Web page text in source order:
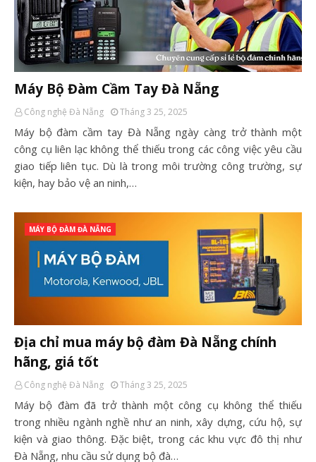
Máy Bộ Đàm Cầm Tay Đà Nẵng
Công nghệ Đà Nẵng Tháng 3 25, 2025
Máy bộ đàm cầm tay Đà Nẵng ngày càng trở thành một
công cụ liên lạc không thể thiếu trong các công việc yêu cầu
giao tiếp liên tục. Dù là trong môi trường công trường, sự
kiện, hay bảo vệ an ninh,…
MÁY BỘ ĐÀM ĐÀ NẴNG
Địa chỉ mua máy bộ đàm Đà Nẵng chính
hãng, giá tốt
Công nghệ Đà Nẵng Tháng 3 25, 2025
Máy bộ đàm đã trở thành một công cụ không thể thiếu
trong nhiều ngành nghề như an ninh, xây dựng, cứu hộ, sự
kiện và giao thông. Đặc biệt, trong các khu vực đô thị như
Đà Nẵng, nhu cầu sử dụng bộ đà…